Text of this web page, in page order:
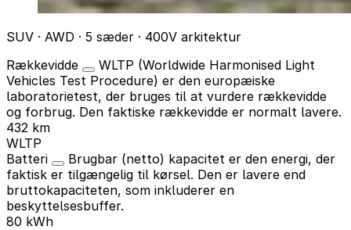
SUV · AWD · 5 sæder · 400V arkitektur
Rækkevidde
WLTP (Worldwide Harmonised Light
Vehicles Test Procedure) er den europæiske
laboratorietest, der bruges til at vurdere rækkevidde
og forbrug. Den faktiske rækkevidde er normalt lavere.
432 km
WLTP
Batteri
Brugbar (netto) kapacitet er den energi, der
faktisk er tilgængelig til kørsel. Den er lavere end
bruttokapaciteten, som inkluderer en
beskyttelsesbuffer.
80 kWh